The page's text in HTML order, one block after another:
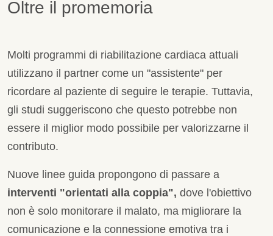
Oltre il promemoria
Molti programmi di riabilitazione cardiaca attuali
utilizzano il partner come un "assistente" per
ricordare al paziente di seguire le terapie. Tuttavia,
gli studi suggeriscono che questo potrebbe non
essere il miglior modo possibile per valorizzarne il
contributo.
Nuove linee guida propongono di passare a
interventi "orientati alla coppia", dove l'obiettivo
non è solo monitorare il malato, ma migliorare la
comunicazione e la connessione emotiva tra i